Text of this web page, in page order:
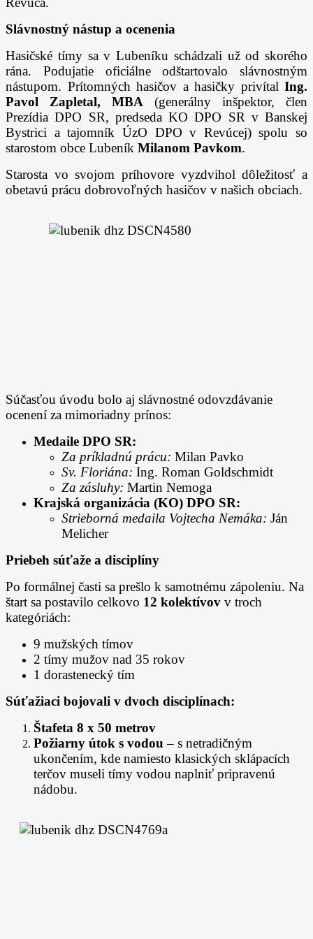
Slávnostný nástup a ocenenia
Hasičské tímy sa v Lubeníku schádzali už od skorého
rána. Podujatie oficiálne odštartovalo slávnostným
nástupom. Prítomných hasičov a hasičky privítal Ing.
Pavol Zapletal, MBA (generálny inšpektor, člen
Prezídia DPO SR, predseda KO DPO SR v Banskej
Bystrici a tajomník ÚzO DPO v Revúcej) spolu so
starostom obce Lubeník Milanom Pavkom.
Starosta vo svojom príhovore vyzdvihol dôležitosť a
obetavú prácu dobrovoľných hasičov v našich obciach.
Súčasťou úvodu bolo aj slávnostné odovzdávanie
ocenení za mimoriadny prínos:
Medaile DPO SR:
Za príkladnú prácu: Milan Pavko
Sv. Floriána: Ing. Roman Goldschmidt
Za zásluhy: Martin Nemoga
Krajská organizácia (KO) DPO SR:
Strieborná medaila Vojtecha Nemáka: Ján
Melicher
Priebeh súťaže a disciplíny
Po formálnej časti sa prešlo k samotnému zápoleniu. Na
štart sa postavilo celkovo 12 kolektívov v troch
kategóriách:
9 mužských tímov
2 tímy mužov nad 35 rokov
1 dorastenecký tím
Súťažiaci bojovali v dvoch disciplínach:
Štafeta 8 x 50 metrov
Požiarny útok s vodou – s netradičným
ukončením, kde namiesto klasických sklápacích
terčov museli tímy vodou naplniť pripravenú
nádobu.